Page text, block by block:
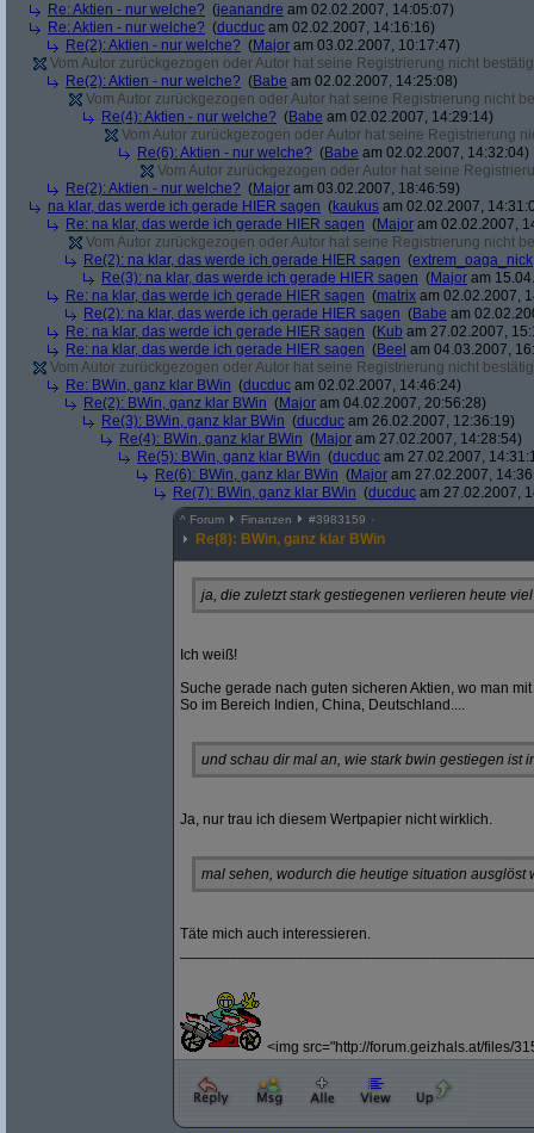
Re: Aktien - nur welche? (jeanandre am 02.02.2007, 14:05:07)
Re: Aktien - nur welche? (ducduc am 02.02.2007, 14:16:16)
Re(2): Aktien - nur welche? (Major am 03.02.2007, 10:17:47)
Vom Autor zurückgezogen oder Autor hat seine Registrierung nicht
Re(2): Aktien - nur welche? (Babe am 02.02.2007, 14:25:08)
Vom Autor zurückgezogen oder Autor hat seine Registrierung nicht
Re(4): Aktien - nur welche? (Babe am 02.02.2007, 14:29:14)
Vom Autor zurückgezogen oder Autor hat seine Registrierung
Re(6): Aktien - nur welche? (Babe am 02.02.2007, 14:32:04)
Vom Autor zurückgezogen oder Autor hat seine
Re(2): Aktien - nur welche? (Major am 03.02.2007, 18:46:59)
na klar, das werde ich gerade HIER sagen (kaukus am 02.02.2007,
Re: na klar, das werde ich gerade HIER sagen (Major am 02.02.2007,
Vom Autor zurückgezogen oder Autor hat seine Registrierung nicht
Re(2): na klar, das werde ich gerade HIER sagen (extrem_oaga_nick
Re(3): na klar, das werde ich gerade HIER sagen (Major am
Re: na klar, das werde ich gerade HIER sagen (matrix am 02.02.2007,
Re(2): na klar, das werde ich gerade HIER sagen (Babe am
Re: na klar, das werde ich gerade HIER sagen (Kub am 27.02.2007,
Re: na klar, das werde ich gerade HIER sagen (Beel am 04.03.2007,
Vom Autor zurückgezogen oder Autor hat seine Registrierung nicht
Re: BWin, ganz klar BWin (ducduc am 02.02.2007, 14:46:24)
Re(2): BWin, ganz klar BWin (Major am 04.02.2007, 20:56:28)
Re(3): BWin, ganz klar BWin (ducduc am 26.02.2007, 12:36:19)
Re(4): BWin, ganz klar BWin (Major am 27.02.2007, 14:28:54)
Re(5): BWin, ganz klar BWin (ducduc am 27.02.2007,
Re(6): BWin, ganz klar BWin (Major am 27.02.2007,
Re(7): BWin, ganz klar BWin (ducduc am 27.02.2007,
^ Forum Finanzen #3983159
Re(8): BWin, ganz klar BWin
ja, die zuletzt stark gestiegenen verlieren heute viel
Ich weiß!
Suche gerade nach guten sicheren Aktien, wo man
So im Bereich Indien, China, Deutschland....
und schau dir mal an, wie stark bwin gestiegen ist
Ja, nur trau ich diesem Wertpapier nicht wirklich.
mal sehen, wodurch die heutige situation ausglöst
Täte mich auch interessieren.
<img src="http://forum.geizhals.at/files/